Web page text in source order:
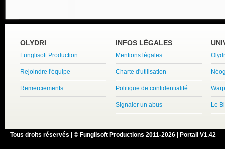
OLYDRI
Funglisoft Production
Rejoindre l'équipe
Remerciements
INFOS LÉGALES
Mentions légales
Charte d'utilisation
Politique de confidentialité
Signaler un abus Le
Tous droits réservés | © Funglisoft Productions 2011-2026 | Portail V1.42